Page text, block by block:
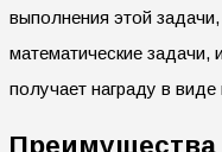
выполнения этой
математические задачи,
получает награду в
Преимущества